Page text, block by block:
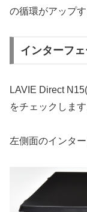
の循環がアップ
インターフ
LAVIE Direct
をチェックします
左側面のインタ